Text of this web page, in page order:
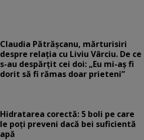
Claudia Pătrășcanu, mărturisiri
despre relația cu Liviu Vârciu. De ce
s-au despărțit cei doi: „Eu mi-aș fi
dorit să fi rămas doar prieteni”
Hidratarea corectă: 5 boli pe care
le poți preveni dacă bei suficientă
apă